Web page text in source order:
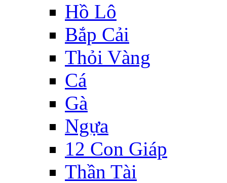
Hồ Lô
Bắp Cải
Thỏi Vàng
Cá
Gà
Ngựa
12 Con Giáp
Thần Tài